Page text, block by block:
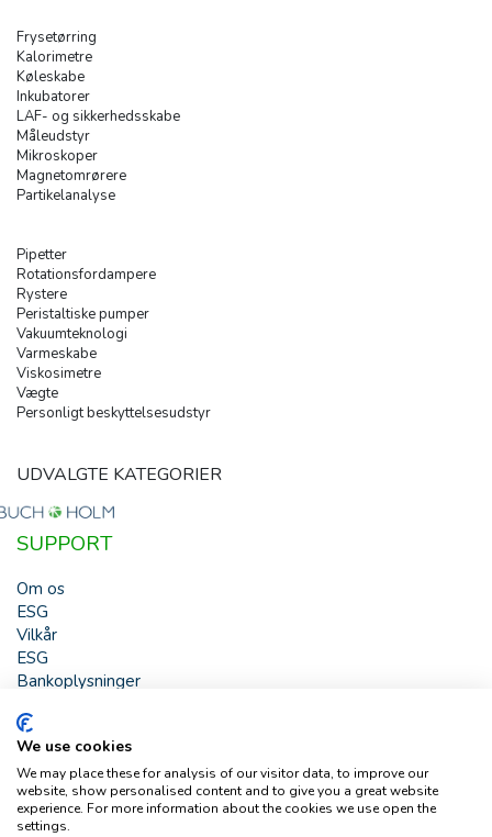
Frysetørring
Kalorimetre
Køleskabe
Inkubatorer
LAF- og sikkerhedsskabe
Måleudstyr
Mikroskoper
Magnetomrørere
Partikelanalyse
Pipetter
Rotationsfordampere
Rystere
Peristaltiske pumper
Vakuumteknologi
Varmeskabe
Viskosimetre
Vægte
Personligt beskyttelsesudstyr
UDVALGTE KATEGORIER
SUPPORT
Om os
ESG
Vilkår
ESG
Bankoplysninger
HJÆLP
Buch & Holm A/S - Marielundvej 39 - DK-2730 Herlev -
Tlf. +45 44 54 00 00 - e-mail:b-h@buch-holm.dk- CVR-nr.:
DK-19993345
We use cookies
We may place these for analysis of our visitor data, to improve our
website, show personalised content and to give you a great website
experience. For more information about the cookies we use open the
settings.